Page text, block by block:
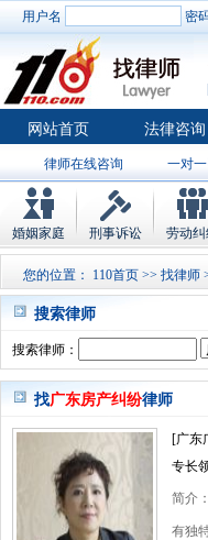
用户名 密
网站首页 法律咨询
律师在线咨询 一对
婚姻家庭 刑事诉讼 劳动
您的位置： 110首页 >> 找律师
搜索律师
搜索律师：
找广东房产纠纷律师
[广东
专长
简介
有独